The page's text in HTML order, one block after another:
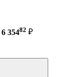
6 35482 ₽